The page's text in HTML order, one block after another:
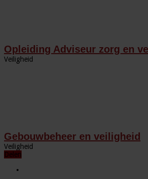
Opleiding Adviseur zorg en
Veiligheid
Gebouwbeheer en veiligheid
Veiligheid
Delen